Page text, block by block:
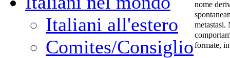
Italiani all'estero
Comites/Consiglio
nome
metastasi.
formate,